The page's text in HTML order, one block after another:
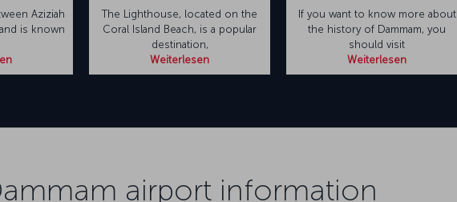
Aziziah
is known
The Lighthouse, located on the
Coral Island Beach, is a popular
destination,
Weiterlesen
If you want to know more about
the history of Dammam, you
should visit
Weiterlesen
airport information